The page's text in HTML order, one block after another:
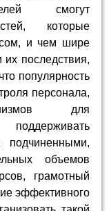
смогут
которые
и чем шире
последствия,
популярность
персонала,
для
подчиненными,
объемов
грамотный
эффективного